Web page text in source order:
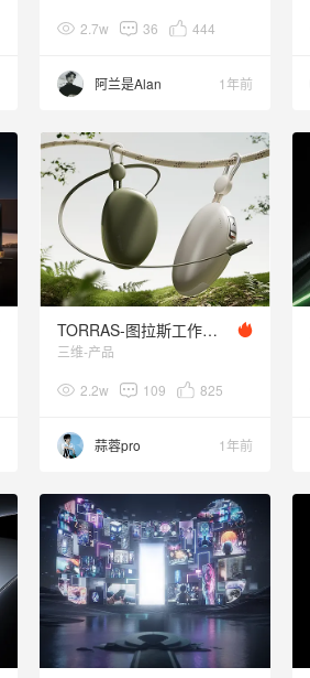
2.7w 36 444
阿兰是Alan 1年前
TORRAS-图拉斯工作节选-上半年
三维-产品
2.2w 109 825
蒜蓉pro 1年前